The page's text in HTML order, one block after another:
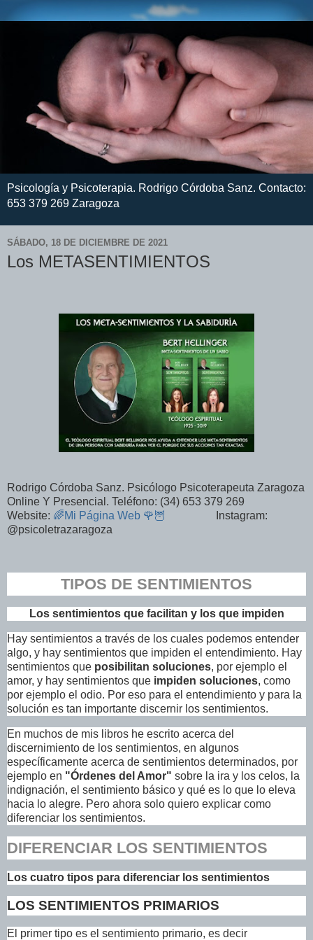
Psicología y Psicoterapia. Rodrigo Córdoba Sanz. Contacto:
653 379 269 Zaragoza
SÁBADO, 18 DE DICIEMBRE DE 2021
Los METASENTIMIENTOS
Rodrigo Córdoba Sanz. Psicólogo Psicoterapeuta Zaragoza
Online Y Presencial. Teléfono: (34) 653 379 269
Website: 🌈Mi Página Web 🌹🦉
Instagram:
@psicoletrazaragoza
TIPOS DE SENTIMIENTOS
Los sentimientos que facilitan y los que impiden
Hay sentimientos a través de los cuales podemos entender
algo, y hay sentimientos que impiden el entendimiento. Hay
sentimientos que posibilitan soluciones, por ejemplo el
amor, y hay sentimientos que impiden soluciones, como
por ejemplo el odio. Por eso para el entendimiento y para la
solución es tan importante discernir los sentimientos.
En muchos de mis libros he escrito acerca del
discernimiento de los sentimientos, en algunos
específicamente acerca de sentimientos determinados, por
ejemplo en "Órdenes del Amor" sobre la ira y los celos, la
indignación, el sentimiento básico y qué es lo que lo eleva
hacia lo alegre. Pero ahora solo quiero explicar como
diferenciar los sentimientos.
DIFERENCIAR LOS SENTIMIENTOS
Los cuatro tipos para diferenciar los sentimientos
LOS SENTIMIENTOS PRIMARIOS
El primer tipo es el sentimiento primario, es decir